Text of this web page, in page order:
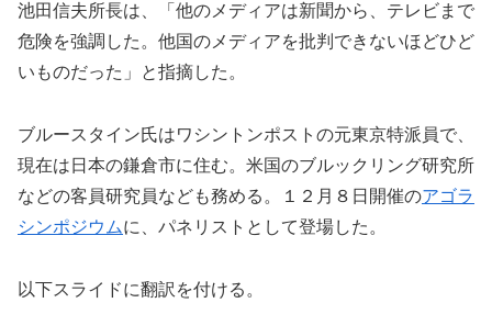
池田信夫所長は、「他のメディアは新聞から、テレビまで
危険を強調した。他国のメディアを批判できないほどひど
いものだった」と指摘した。
ブルースタイン氏はワシントンポストの元東京特派員で、
現在は日本の鎌倉市に住む。米国のブルックリング研究所
などの客員研究員なども務める。１２月８日開催のアゴラ
シンポジウムに、パネリストとして登場した。
以下スライドに翻訳を付ける。